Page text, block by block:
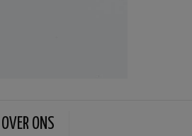
OVER ONS